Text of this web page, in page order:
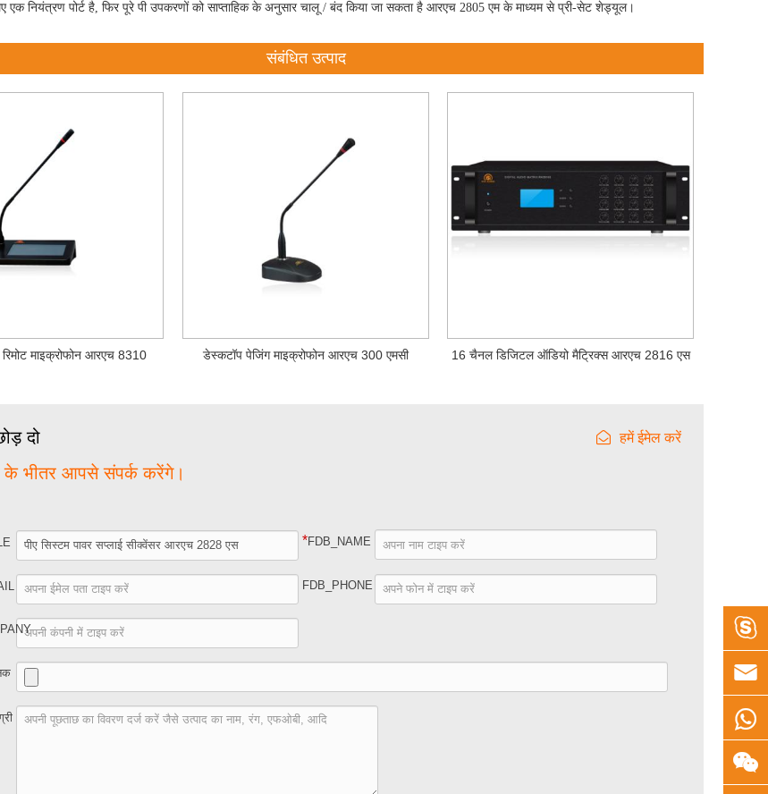
एक नियंत्रण पोर्ट है, फिर पूरे पी उपकरणों को साप्ताहिक के अनुसार चालू / बंद किया जा सकता है आरएच 2805 एम के माध्यम से प्री-सेट शेड्यूल।
संबंधित उत्पाद
माइक्रोफोन आरएच 8310 डेस्कटॉप पेजिंग माइक्रोफोन आरएच 300 एमसी 16 चैनल डिजिटल ऑडियो मैट्रिक्स आरएच 2816 एस
दो हमें ईमेल करें
भीतर आपसे संपर्क करेंगे।
*FDB_NAME
FDB_PHONE



